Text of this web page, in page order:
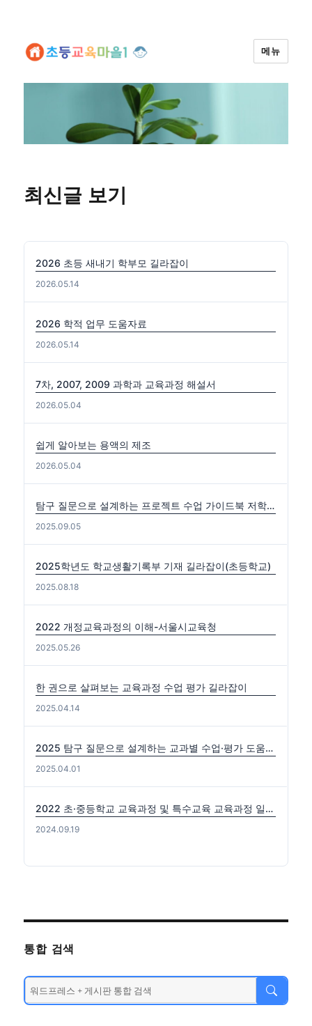
메뉴
최신글 보기
2026 초등 새내기 학부모 길라잡이
2026.05.14
2026 학적 업무 도움자료
2026.05.14
7차, 2007, 2009 과학과 교육과정 해설서
2026.05.04
쉽게 알아보는 용액의 제조
2026.05.04
탐구 질문으로 설계하는 프로젝트 수업 가이드북 저학년편. 중·고학년편
2025.09.05
2025학년도 학교생활기록부 기재 길라잡이(초등학교)
2025.08.18
2022 개정교육과정의 이해-서울시교육청
2025.05.26
한 권으로 살펴보는 교육과정 수업 평가 길라잡이
2025.04.14
2025 탐구 질문으로 설계하는 교과별 수업·평가 도움자료(국수사과)
2025.04.01
2022 초·중등학교 교육과정 및 특수교육 교육과정 일부개정 고시 (2024-0816) 출처: https://edutown.tistory.com/1594 [초등교육마을2:티스토리]
2024.09.19
통합 검색